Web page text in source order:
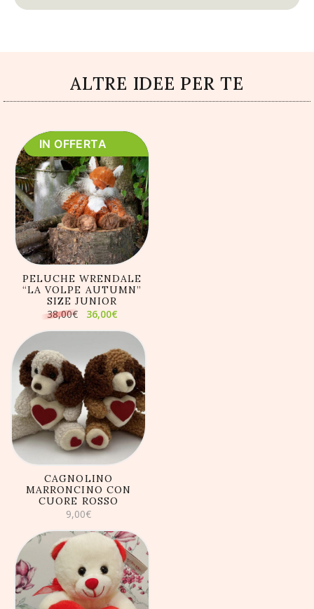
ALTRE IDEE PER TE
IN OFFERTA
AGGIUNGI AL
CARRELLO
PELUCHE WRENDALE
“LA VOLPE AUTUMN”
SIZE JUNIOR
38,00€ Il
prezzo
originale
38,00€.
36,00€Il
attuale
36,00€.
AGGIUNGI AL
CARRELLO
CAGNOLINO
MARRONCINO CON
CUORE ROSSO
9,00€
AGGIUNGI AL
CARRELLO